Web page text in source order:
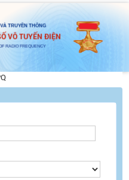
TRUYỀN THÔNG
VÔ TUYẾN ĐIỆN
RADIO FREQUENCY